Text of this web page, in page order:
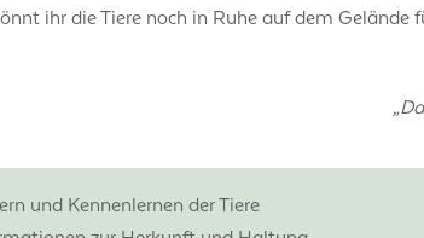
ihr die Tiere noch in Ruhe auf dem
und Kennenlernen der Tiere